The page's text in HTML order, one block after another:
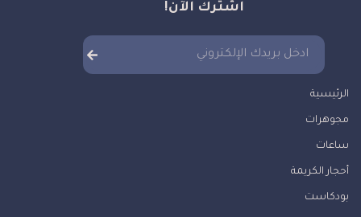
اشترك الآن!
الرئيسية
مجوهرات
ساعات
أحجار الكريمة
بودكاست